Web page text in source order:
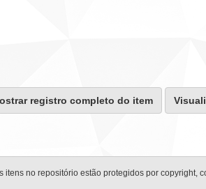
registro completo do item
itens no repositório estão protegidos por copyright,